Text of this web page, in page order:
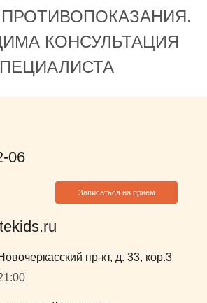
а для
важно.
лечение,
и искреннюю
КОНСУЛЬТАЦИЯ
06
Записаться на прием
пр-кт, д. 33, кор.3